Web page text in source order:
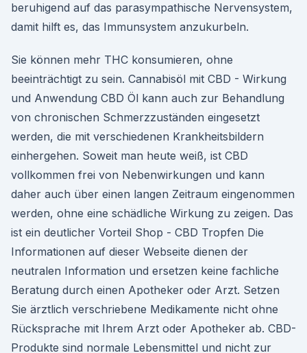
beruhigend auf das parasympathische Nervensystem,
damit hilft es, das Immunsystem anzukurbeln.
Sie können mehr THC konsumieren, ohne
beeinträchtigt zu sein. Cannabisöl mit CBD - Wirkung
und Anwendung CBD Öl kann auch zur Behandlung
von chronischen Schmerzzuständen eingesetzt
werden, die mit verschiedenen Krankheitsbildern
einhergehen. Soweit man heute weiß, ist CBD
vollkommen frei von Nebenwirkungen und kann
daher auch über einen langen Zeitraum eingenommen
werden, ohne eine schädliche Wirkung zu zeigen. Das
ist ein deutlicher Vorteil Shop - CBD Tropfen Die
Informationen auf dieser Webseite dienen der
neutralen Information und ersetzen keine fachliche
Beratung durch einen Apotheker oder Arzt. Setzen
Sie ärztlich verschriebene Medikamente nicht ohne
Rücksprache mit Ihrem Arzt oder Apotheker ab. CBD-
Produkte sind normale Lebensmittel und nicht zur